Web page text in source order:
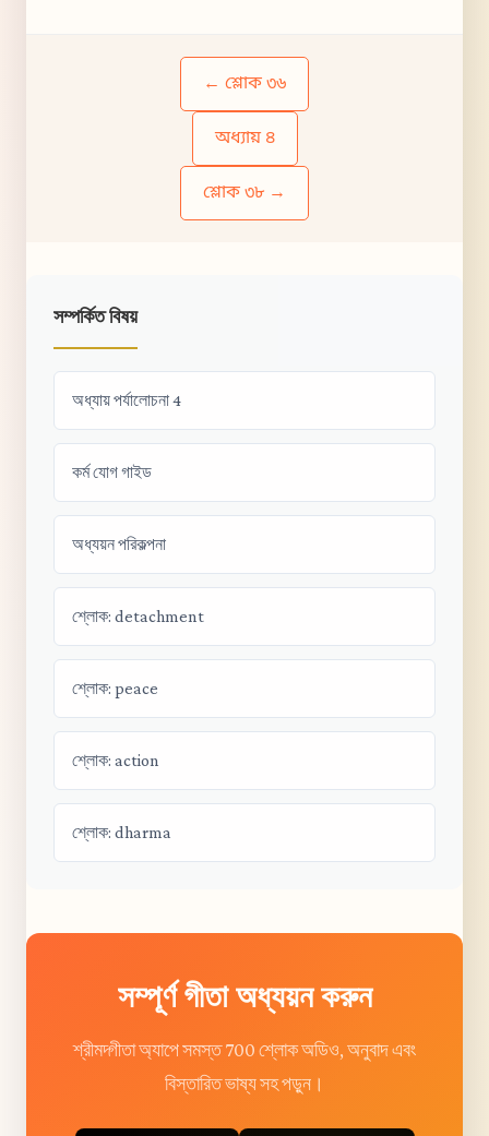
← শ্লোক ৩৬
অধ্যায় ৪
শ্লোক ৩৮ →
সম্পর্কিত বিষয়
অধ্যায় পর্যালোচনা 4
কর্ম যোগ গাইড
অধ্যয়ন পরিকল্পনা
শ্লোক: detachment
শ্লোক: peace
শ্লোক: action
শ্লোক: dharma
সম্পূর্ণ গীতা অধ্যয়ন করুন
শ্রীমদ্গীতা অ্যাপে সমস্ত 700 শ্লোক অডিও, অনুবাদ এবং
বিস্তারিত ভাষ্য সহ পড়ুন।